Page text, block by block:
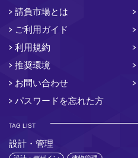
請負市場とは
ご利用ガイド
利用規約
推奨環境
お問い合わせ
パスワードを忘れた方
TAG LIST
設計・管理